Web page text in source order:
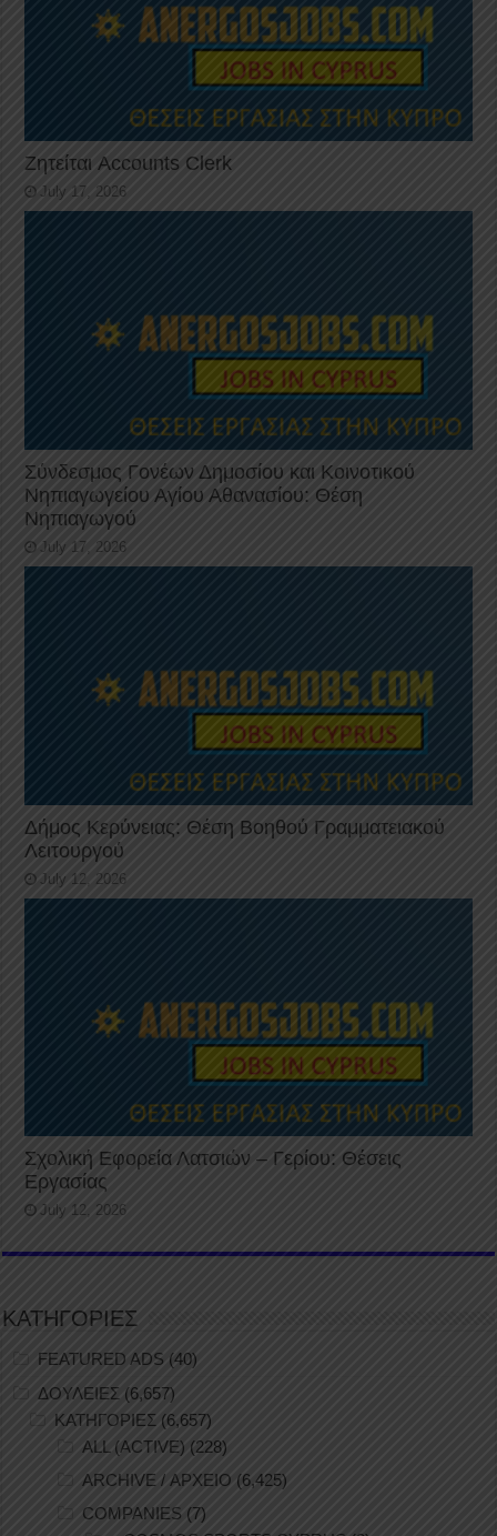
Ζητείται Accounts Clerk
July 17, 2026
Σύνδεσμος Γονέων Δημοσίου και Κοινοτικού
Νηπιαγωγείου Αγίου Αθανασίου: Θέση
Νηπιαγωγού
July 17, 2026
Δήμος Κερύνειας: Θέση Βοηθού Γραμματειακού
Λειτουργού
July 12, 2026
Σχολική Εφορεία Λατσιών – Γερίου: Θέσεις
Εργασίας
July 12, 2026
ΚΑΤΗΓΟΡΙΕΣ
FEATURED ADS (40)
ΔΟΥΛΕΙΕΣ (6,657)
ΚΑΤΗΓΟΡΙΕΣ (6,657)
ALL (ACTIVE) (228)
ARCHIVE / ΑΡΧΕΙΟ (6,425)
COMPANIES (7)